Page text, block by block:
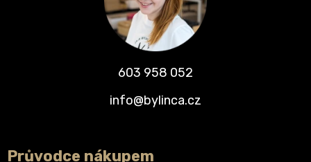
603 958 052
info@bylinca.cz
Průvodce nákupem